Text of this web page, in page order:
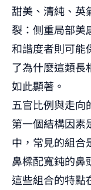
甜美、清純、英
裂：側重局部美
和諧度者則可能
了為什麼這類長
如此顯著。
五官比例與走向
第一個結構因素
中，常見的組合
鼻樑配寬鈍的鼻
這些組合的特點